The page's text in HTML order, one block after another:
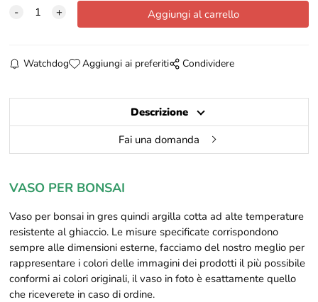
Watchdog Aggiungi ai preferiti Condividere
Descrizione
Fai una domanda
VASO PER BONSAI
Vaso per bonsai in gresquindi argilla cotta ad alte temperature
resistente al ghiaccio. Le misure specificate corrispondono
sempre alle dimensioni esterne, facciamo del nostro meglio per
rappresentare i colori delle immagini dei prodotti il più possibile
conformi ai colori originali, il vaso in foto è esattamente quello
che riceverete in caso di ordine.